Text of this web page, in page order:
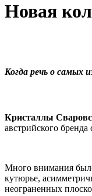
Новая
Когда речь о самых
Кристаллы
австрийского
Много внимания
кутюрье,
неограненных